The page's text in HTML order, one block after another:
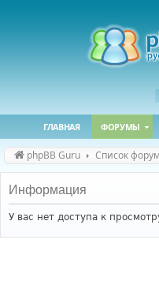
ГЛАВНАЯ ФОРУМЫ
phpBB Guru Список
Информация
У вас нет доступа к